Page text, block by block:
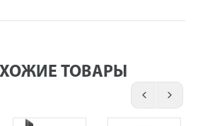
ТОВАРЫ